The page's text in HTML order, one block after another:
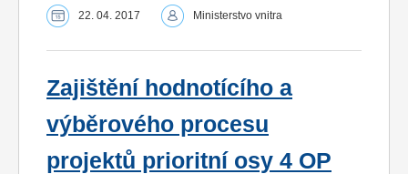
22. 04. 2017 Ministerstvo vnitra
Zajištění hodnotícího a
výběrového procesu
projektů prioritní osy 4 OP